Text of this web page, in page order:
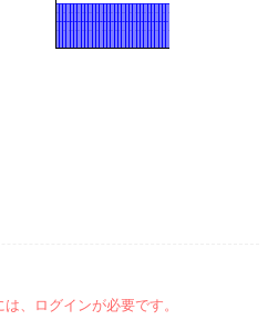
、ログインが必要です。